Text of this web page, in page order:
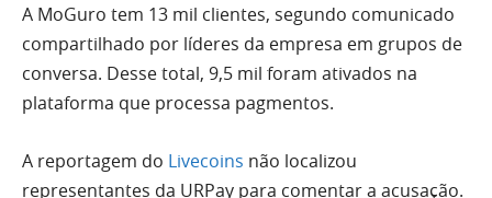
A MoGuro tem 13 mil clientes, segundo comunicado
compartilhado por líderes da empresa em grupos de
conversa. Desse total, 9,5 mil foram ativados na
plataforma que processa pagmentos.
A reportagem do Livecoins não localizou
representantes da URPay para comentar a acusação.